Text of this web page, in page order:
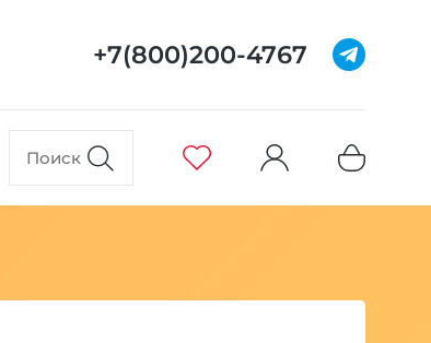
+7(800)200-4767